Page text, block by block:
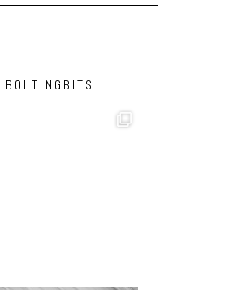
BOLTINGBITS